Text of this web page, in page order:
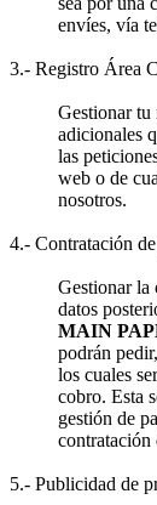
envíes, vía
3.- Registro Área
Gestionar tu
adicionales
las
web o de
nosotros.
4.- Contratación
Gestionar la
datos
MAIN
podrán
los cuales
cobro. Esta
gestión de
contratación
5.- Publicidad de